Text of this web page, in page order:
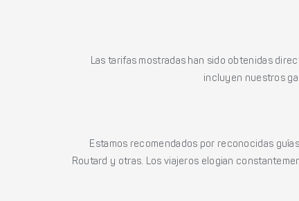
Las tarifas mostradas han sido obtenidas
incluyen nuestros
Estamos recomendados por reconocidas
Routard y otras. Los viajeros elogian